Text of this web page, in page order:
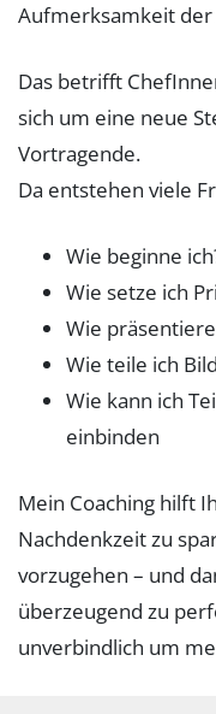
Aufmerksamkeit
Das betrifft
sich um eine neue
Vortragende.
Da entstehen viele
Wie beginne
Wie setze ich
Wie
Wie teile ich
Wie kann ich
einbinden
Mein Coaching hilft
Nachdenkzeit zu
vorzugehen – und
überzeugend zu
unverbindlich um